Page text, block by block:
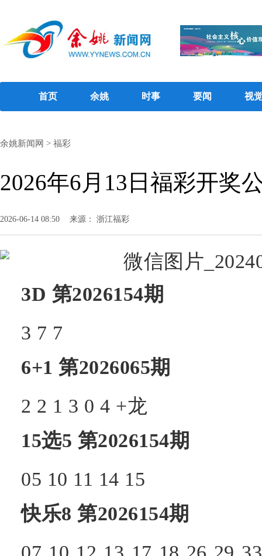
首页 余姚 时事 要闻 视
余姚新闻网 > 福彩
2026年6月13日福彩开奖
2026-06-14 08:50 来源： 浙江福彩
3D 第2026154期
3 7 7
6+1 第2026065期
2 2 1 3 0 4 +龙
15选5 第2026154期
05 10 11 14 15
快乐8 第2026154期